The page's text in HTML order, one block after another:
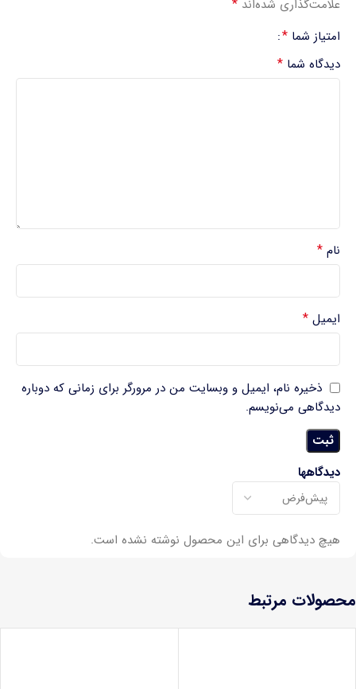
دیدگاهها
هیچ دیدگاهی برای این محصول نوشته نشده است.
علامت‌گذاری شده‌اند *
امتیاز شما *
دیدگاه شما *
نام *
ایمیل *
ذخیره نام، ایمیل و وبسایت من در مرورگر برای زمانی که دوباره
دیدگاهی می‌نویسم.
محصولات مرتبط